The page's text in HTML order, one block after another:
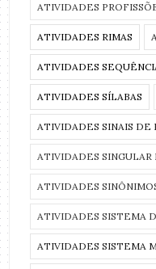
ATIVIDADES
ATIVIDADES RIMAS
ATIVIDADES
ATIVIDADES SÍLABAS
ATIVIDADES SINAIS DE
ATIVIDADES SINGULAR
ATIVIDADES
ATIVIDADES SISTEMA
ATIVIDADES SISTEMA